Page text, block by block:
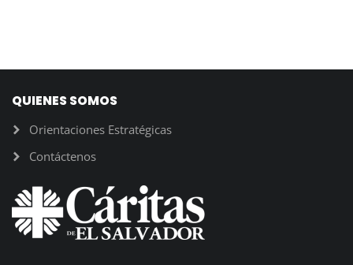
QUIENES SOMOS
Orientaciones Estratégicas
Contáctenos